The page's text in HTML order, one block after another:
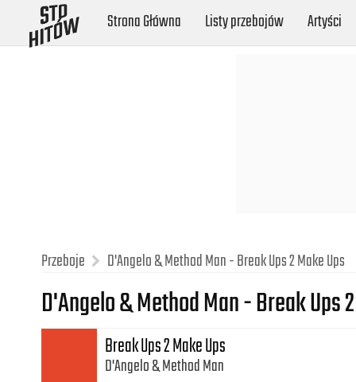
Strona Główna Listy przebojów Artyści
Przeboje D'Angelo & Method Man - Break Ups 2 Make Ups
D'Angelo & Method Man - Break Ups
Break Ups 2 Make Ups
D'Angelo Method Man